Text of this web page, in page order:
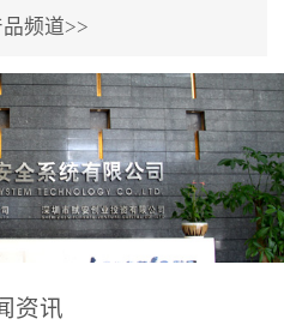
用了具有仲裁机制和冗余
校验的总线传输技术、线
路状态检测与保护技术、
后向光电感烟探测技术、
高可靠的系统抗干扰技术
等多项专利技术和专有技
警领域三十多年技术积累
频道>>
资讯